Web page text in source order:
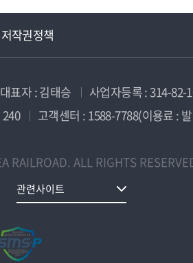
저작권정책
대표자 : 김태승 사업자등록 : 314-82-
고객센터 : 1588-7788(이용료 :
RAILROAD. ALL RIGHTS
관련사이트